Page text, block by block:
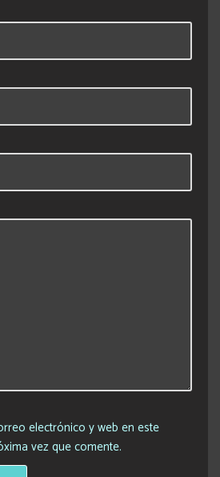
electrónico y web en este
vez que comente.